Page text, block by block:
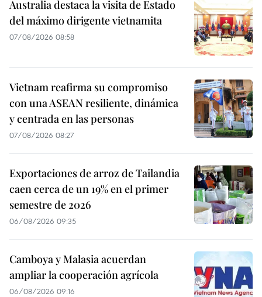
Australia destaca la visita de Estado
del máximo dirigente vietnamita
07/08/2026 08:58
Vietnam reafirma su compromiso
con una ASEAN resiliente, dinámica
y centrada en las personas
07/08/2026 08:27
Exportaciones de arroz de Tailandia
caen cerca de un 19% en el primer
semestre de 2026
06/08/2026 09:35
Camboya y Malasia acuerdan
ampliar la cooperación agrícola
06/08/2026 09:16